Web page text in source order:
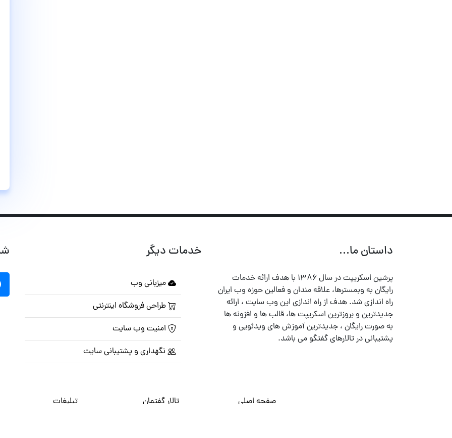
داستان ما...
پرشین اسکریپت در سال ۱۳۸۶ با هدف ارائه خدمات
رایگان به وبمسترها، علاقه مندان و فعالین حوزه وب ایران
راه اندازی شد. هدف از راه اندازی این وب سایت ، ارائه
جدیدترین و بروزترین اسکریپت ها، قالب ها و افزونه ها
به صورت رایگان ، جدیدترین آموزش های ویدئویی و
پشتیبانی در تالارهای گفتگو می باشد.
خدمات دیگر
میزبانی وب
طراحی فروشگاه اینترنتی
امنیت وب سایت
نگهداری و پشتیبانی سایت
صفحه اصلی تالار گفتمان تبلیغات